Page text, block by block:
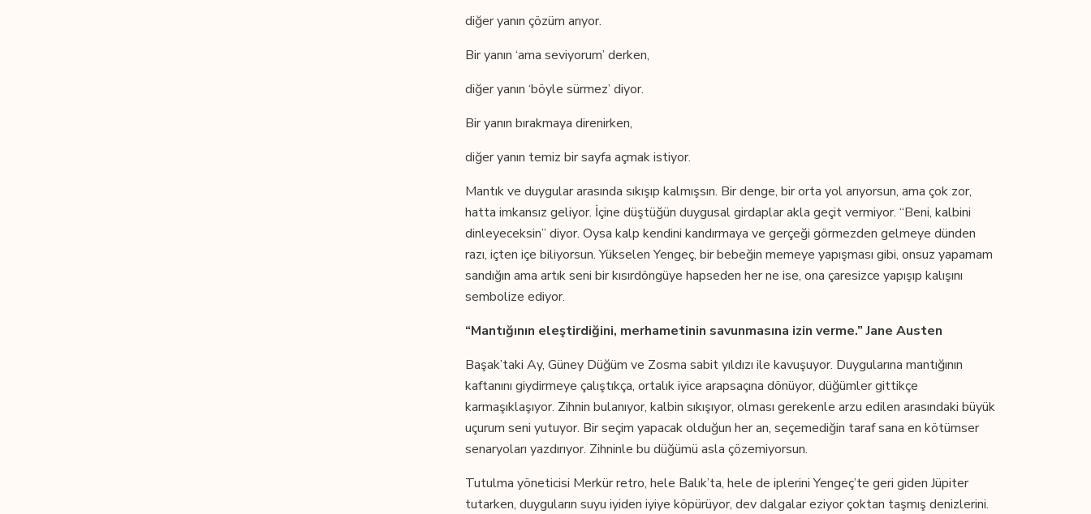
diğer yanın çözüm arıyor.
Bir yanın ‘ama seviyorum’ derken,
diğer yanın ‘böyle sürmez’ diyor.
Bir yanın bırakmaya direnirken,
diğer yanın temiz bir sayfa açmak istiyor.
Mantık ve duygular arasında sıkışıp kalmışsın. Bir denge, bir orta yol arıyorsun, ama çok zor,
hatta imkansız geliyor. İçine düştüğün duygusal girdaplar akla geçit vermiyor. “Beni, kalbini
dinleyeceksin” diyor. Oysa kalp kendini kandırmaya ve gerçeği görmezden gelmeye dünden
razı, içten içe biliyorsun. Yükselen Yengeç, bir bebeğin memeye yapışması gibi, onsuz yapamam
sandığın ama artık seni bir kısırdöngüye hapseden her ne ise, ona çaresizce yapışıp kalışını
sembolize ediyor.
“Mantığının eleştirdiğini, merhametinin savunmasına izin verme.” Jane Austen
Başak’taki Ay, Güney Düğüm ve Zosma sabit yıldızı ile kavuşuyor. Duygularına mantığının
kaftanını giydirmeye çalıştıkça, ortalık iyice arapsaçına dönüyor, düğümler gittikçe
karmaşıklaşıyor. Zihnin bulanıyor, kalbin sıkışıyor, olması gerekenle arzu edilen arasındaki büyük
uçurum seni yutuyor. Bir seçim yapacak olduğun her an, seçemediğin taraf sana en kötümser
senaryoları yazdırıyor. Zihninle bu düğümü asla çözemiyorsun.
Tutulma yöneticisi Merkür retro, hele Balık’ta, hele de iplerini Yengeç’te geri giden Jüpiter
tutarken, duyguların suyu iyiden iyiye köpürüyor, dev dalgalar eziyor çoktan taşmış denizlerini.